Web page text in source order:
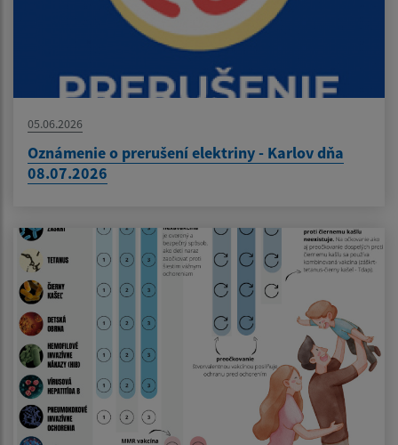
05.06.2026
Oznámenie o prerušení elektriny - Karlov dňa
08.07.2026